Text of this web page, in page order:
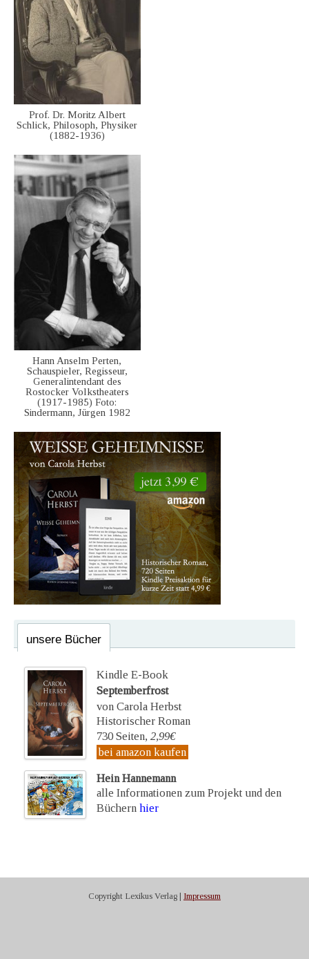
Prof. Dr. Moritz Albert
Schlick, Philosoph, Physiker
(1882-1936)
Hann Anselm Perten,
Schauspieler, Regisseur,
Generalintendant des
Rostocker Volkstheaters
(1917-1985) Foto:
Sindermann, Jürgen 1982
unsere Bücher
Kindle E-Book
Septemberfrost
von Carola Herbst
Historischer Roman
730 Seiten, 2,99€
bei amazon kaufen
Hein Hannemann
alle Informationen zum Projekt und den
Büchern hier
Copyright Lexikus Verlag | Impressum